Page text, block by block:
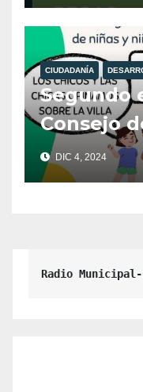
CIUDADANÍA
Segundo
Consejo
de Villa
DIC 4, 2024
Radio